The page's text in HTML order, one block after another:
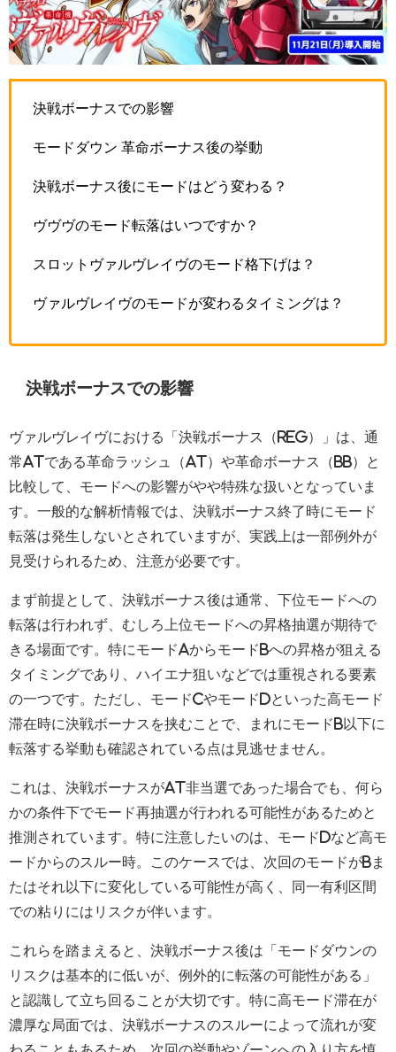
決戦ボーナスでの影響
モードダウン 革命ボーナス後の挙動
決戦ボーナス後にモードはどう変わる？
ヴヴヴのモード転落はいつですか？
スロットヴァルヴレイヴのモード格下げは？
ヴァルヴレイヴのモードが変わるタイミングは？
決戦ボーナスでの影響
ヴァルヴレイヴにおける「決戦ボーナス（REG）」は、通
常ATである革命ラッシュ（AT）や革命ボーナス（BB）と
比較して、モードへの影響がやや特殊な扱いとなっていま
す。一般的な解析情報では、決戦ボーナス終了時にモード
転落は発生しないとされていますが、実践上は一部例外が
見受けられるため、注意が必要です。
まず前提として、決戦ボーナス後は通常、下位モードへの
転落は行われず、むしろ上位モードへの昇格抽選が期待で
きる場面です。特にモードAからモードBへの昇格が狙える
タイミングであり、ハイエナ狙いなどでは重視される要素
の一つです。ただし、モードCやモードDといった高モード
滞在時に決戦ボーナスを挟むことで、まれにモードB以下に
転落する挙動も確認されている点は見逃せません。
これは、決戦ボーナスがAT非当選であった場合でも、何ら
かの条件下でモード再抽選が行われる可能性があるためと
推測されています。特に注意したいのは、モードDなど高モ
ードからのスルー時。このケースでは、次回のモードがBま
たはそれ以下に変化している可能性が高く、同一有利区間
での粘りにはリスクが伴います。
これらを踏まえると、決戦ボーナス後は「モードダウンの
リスクは基本的に低いが、例外的に転落の可能性がある」
と認識して立ち回ることが大切です。特に高モード滞在が
濃厚な局面では、決戦ボーナスのスルーによって流れが変